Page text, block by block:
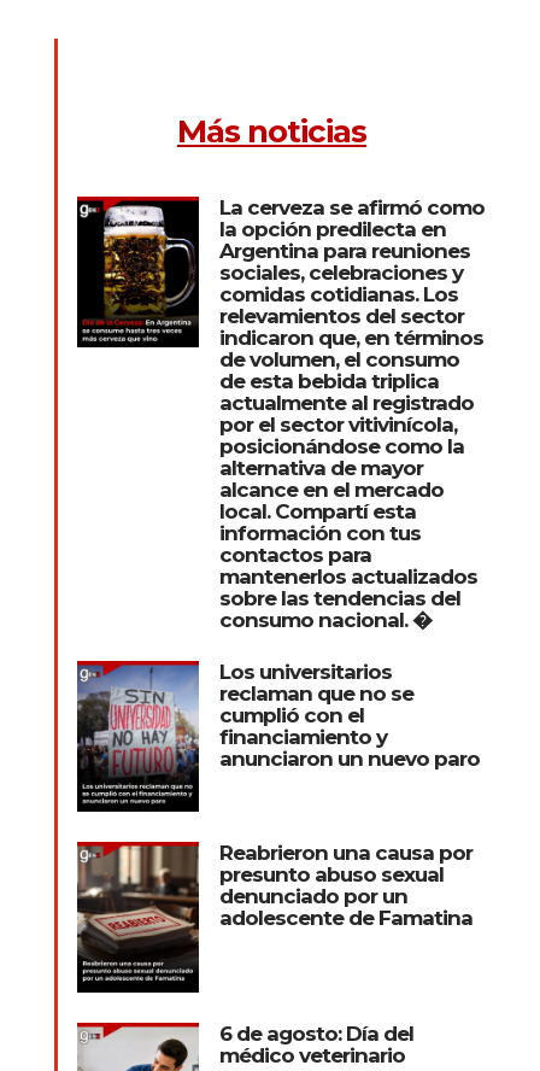
Más noticias
La cerveza se afirmó como
la opción predilecta en
Argentina para reuniones
sociales, celebraciones y
comidas cotidianas. Los
relevamientos del sector
indicaron que, en términos
de volumen, el consumo
de esta bebida triplica
actualmente al registrado
por el sector vitivinícola,
posicionándose como la
alternativa de mayor
alcance en el mercado
local. Compartí esta
información con tus
contactos para
mantenerlos actualizados
sobre las tendencias del
consumo nacional. �
Los universitarios
reclaman que no se
cumplió con el
financiamiento y
anunciaron un nuevo paro
Reabrieron una causa por
presunto abuso sexual
denunciado por un
adolescente de Famatina
6 de agosto: Día del
médico veterinario